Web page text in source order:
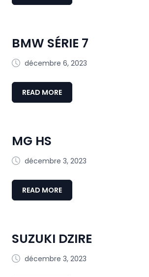
BMW SÉRIE 7
décembre 6, 2023
READ MORE
MG HS
décembre 3, 2023
READ MORE
SUZUKI DZIRE
décembre 3, 2023